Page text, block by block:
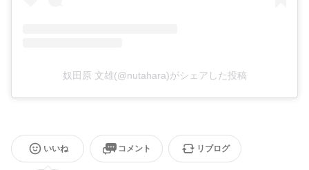
奴田原 文雄(@nutahara)がシェアした投稿
いいね コメント リブログ